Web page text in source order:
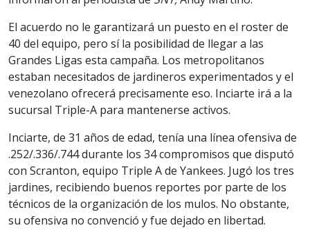
El acuerdo no le garantizará un puesto en el roster de
40 del equipo, pero sí la posibilidad de llegar a las
Grandes Ligas esta campaña. Los metropolitanos
estaban necesitados de jardineros experimentados y el
venezolano ofrecerá precisamente eso. Inciarte irá a la
sucursal Triple-A para mantenerse activos.
Inciarte, de 31 años de edad, tenía una línea ofensiva de
.252/.336/.744 durante los 34 compromisos que disputó
con Scranton, equipo Triple A de Yankees. Jugó los tres
jardines, recibiendo buenos reportes por parte de los
técnicos de la organización de los mulos. No obstante,
su ofensiva no convenció y fue dejado en libertad.